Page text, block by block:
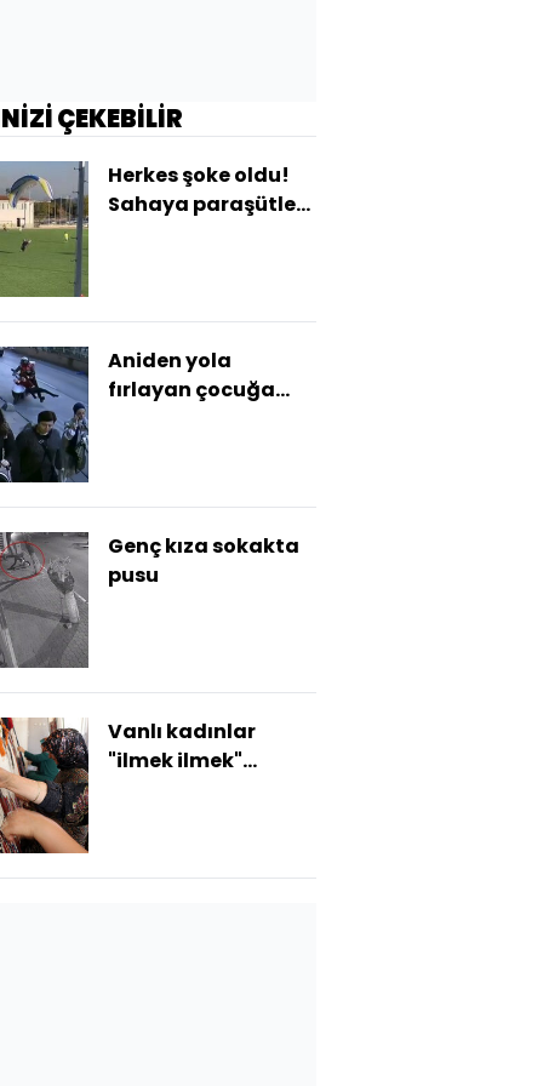
ÇEKEBİLİR
Herkes şoke oldu!
Sahaya paraşütle
Aniden yola
fırlayan çocuğa
Genç kıza sokakta
pusu
Vanlı kadınlar
"ilmek ilmek"